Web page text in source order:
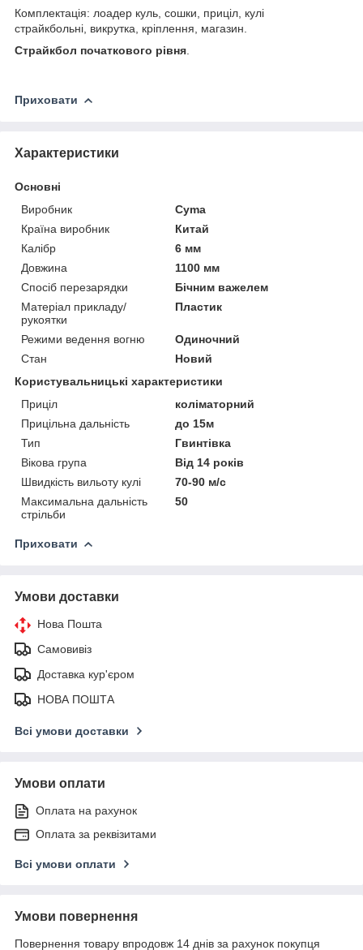
Комплектація: лоадер куль, сошки, приціл, кулі
страйкбольні, викрутка, кріплення, магазин.
Страйкбол початкового рівня
Приховати
Характеристики
Основні
Виробник
Cyma
Країна виробник
Китай
Калібр
6 мм
Довжина
1100 мм
Спосіб перезарядки
Бічним важелем
Матеріал прикладу/
рукоятки
Пластик
Режими ведення вогню
Одиночний
Стан
Новий
Користувальницькі характеристики
Приціл
коліматорний
Прицільна дальність
до 15м
Тип
Гвинтівка
Вікова група
Від 14 років
Швидкість вильоту кулі
70-90 м/с
Максимальна дальність
стрільби
50
Приховати
Умови доставки
Нова Пошта
Самовивіз
Доставка кур'єром
НОВА ПОШТА
Всі умови доставки
Умови оплати
Оплата на рахунок
Оплата за реквізитами
Всі умови оплати
Умови повернення
Повернення товару впродовж 14 днів за рахунок покупця